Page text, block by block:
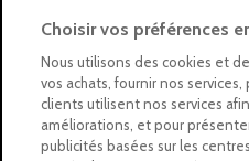
Trouver nos magasins
La newsletter des magasins
Feuilleter le Guide
Choisir vos préférences
Nous utilisons des cookies et
vos achats, fournir nos
clients utilisent nos services
améliorations, et pour
publicités basées sur les